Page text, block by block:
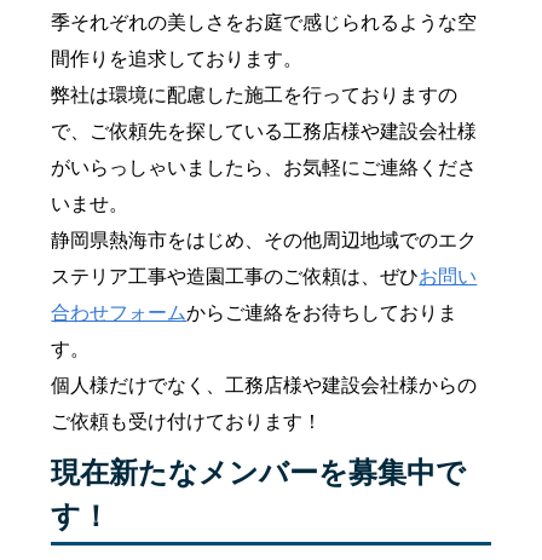
季それぞれの美しさをお庭で感じられるような空
間作りを追求しております。
弊社は環境に配慮した施工を行っておりますの
で、ご依頼先を探している工務店様や建設会社様
がいらっしゃいましたら、お気軽にご連絡くださ
いませ。
静岡県熱海市をはじめ、その他周辺地域でのエク
ステリア工事や造園工事のご依頼は、ぜひお問い
合わせフォームからご連絡をお待ちしておりま
す。
個人様だけでなく、工務店様や建設会社様からの
ご依頼も受け付けております！
現在新たなメンバーを募集中で
す！